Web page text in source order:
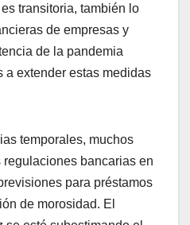
transitoria, también lo
de empresas y
de la pandemia
a extender estas medidas
temporales, muchos
bancarias en
para préstamos
de morosidad. El